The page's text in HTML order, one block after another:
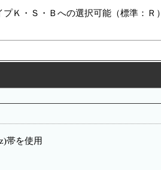
Ｋ・Ｓ・Ｂへの選択可能（標準：Ｒ）
帯を使用